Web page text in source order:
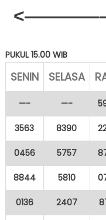
PUKUL 15.00 WIB
SENIN SELASA
—- —-
3563 8390
0456 5757
8844 5810
0136 2407